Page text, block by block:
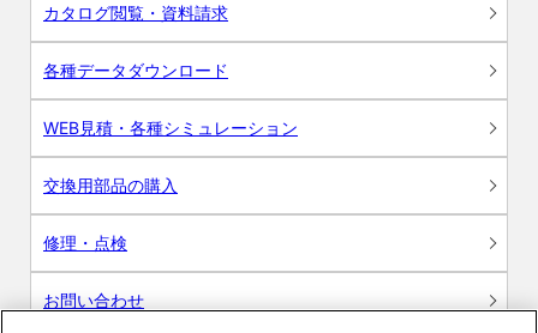
カタログ閲覧・資料請求
各種データダウンロード
WEB見積・各種シミュレーション
交換用部品の購入
修理・点検
お問い合わせ